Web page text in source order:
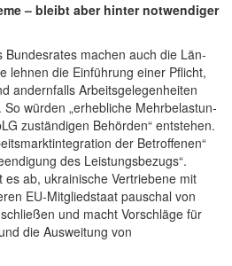
– bleibt aber hin­ter not­wen­di­ger
Bun­des­ra­tes machen auch die Län­
leh­nen die Ein­füh­rung einer Pflicht,
andern­falls Arbeits­ge­le­gen­hei­ten
wür­den „erheb­li­che Mehr­be­las­tun­
zustän­di­gen Behör­den“ ent­ste­hen.
der Betrof­fe­nen“
des Leis­tungs­be­zugs“.
ab, ukrai­ni­sche Ver­trie­be­ne mit
EU-Mit­glied­staat pau­schal von
und macht Vor­schlä­ge für
die Aus­wei­tung von